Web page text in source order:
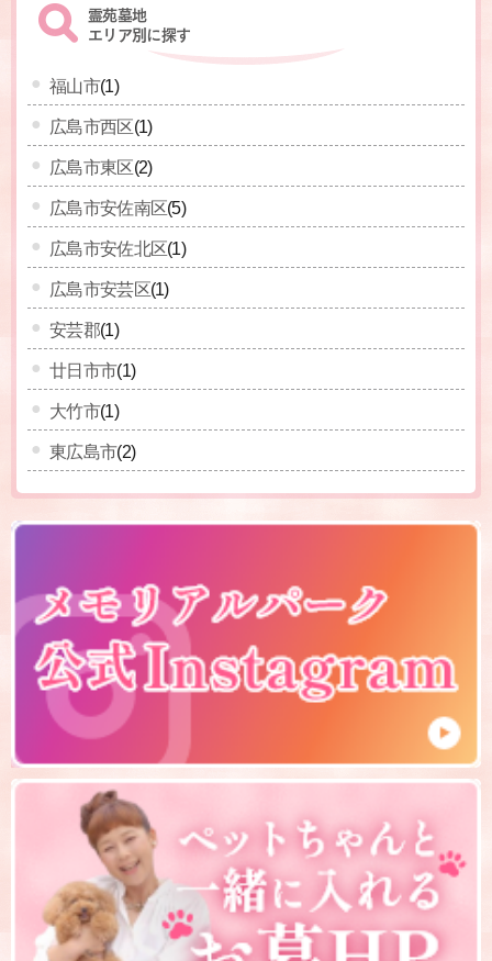
霊苑墓地
エリア別に探す
福山市(1)
広島市西区(1)
広島市東区(2)
広島市安佐南区(5)
広島市安佐北区(1)
広島市安芸区(1)
安芸郡(1)
廿日市市(1)
大竹市(1)
東広島市(2)